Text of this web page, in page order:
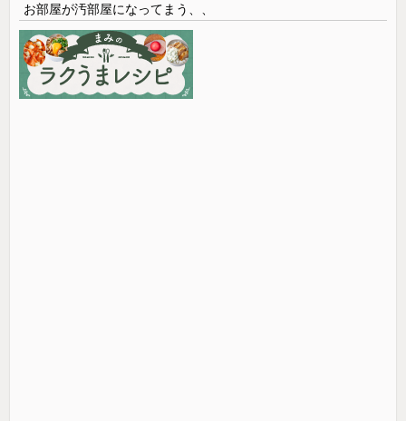
お部屋が汚部屋になってまう、、